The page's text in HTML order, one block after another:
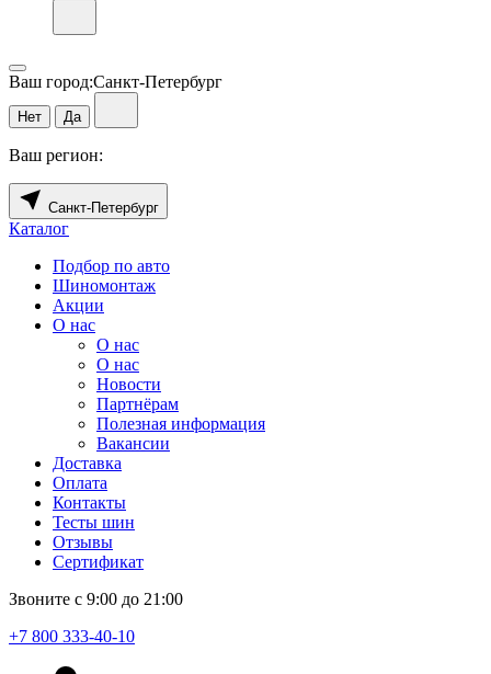
Ваш город:Санкт-Петербург
Нет Да
Ваш регион:
Санкт-Петербург
Каталог
Подбор по авто
Шиномонтаж
Акции
О нас
О нас
О нас
Новости
Партнёрам
Полезная информация
Вакансии
Доставка
Оплата
Контакты
Тесты шин
Отзывы
Сертификат
Звоните с 9:00 до 21:00
+7 800 333-40-10